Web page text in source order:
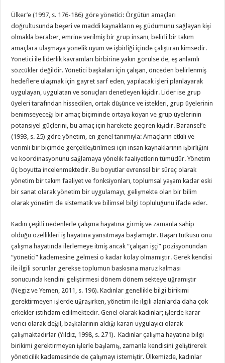
Ülker’e (1997, s. 176-186) göre yönetici: Örgütün amaçları
doğrultusunda beşeri ve maddi kaynakların eş güdümünü sağlayan kişi
olmakla beraber, emrine verilmiş bir grup insanı, belirli bir takım
amaçlara ulaşmaya yönelik uyum ve işbirliği içinde çalıştıran kimsedir.
Yönetici ile liderlik kavramları birbirine yakın görülse de, eş anlamlı
sözcükler değildir. Yönetici başkaları için çalışan, önceden belirlenmiş
hedeflere ulaşmak için gayret sarf eden, yapılacak işleri planlayarak
uygulayan, uygulatan ve sonuçları denetleyen kişidir. Lider ise grup
üyeleri tarafından hissedilen, ortak düşünce ve istekleri, grup üyelerinin
benimseyeceği bir amaç biçiminde ortaya koyan ve grup üyelerinin
potansiyel güçlerini, bu amaç için harekete geçiren kişidir. Baransel’e
(1993, s. 25) göre yönetim, en genel tanımıyla: Amaçların etkili ve
verimli bir biçimde gerçekleştirilmesi için insan kaynaklarının işbirliğini
ve koordinasyonunu sağlamaya yönelik faaliyetlerin tümüdür. Yönetim
üç boyutta incelenmektedir. Bu boyutlar evrensel bir süreç olarak
yönetim bir takım faaliyet ve fonksiyonları, toplumsal yaşam kadar eski
bir sanat olarak yönetim bir uygulamayı, gelişmekte olan bir bilim
olarak yönetim de sistematik ve bilimsel bilgi topluluğunu ifade eder.
Kadın çeşitli nedenlerle çalışma hayatına girmiş ve zamanla sahip
olduğu özellikleri iş hayatına yansıtmaya başlamıştır. Başarı tutkusu onu
çalışma hayatında ilerlemeye itmiş ancak “çalışan işçi” pozisyonundan
“yönetici” kademesine gelmesi o kadar kolay olmamıştır. Gerek kendisi
ile ilgili sorunlar gerekse toplumun baskısına maruz kalması
sonucunda kendini geliştirmesi dönem dönem sekteye uğramıştır
(Negiz ve Yemen, 2011, s. 196). Kadınlar genellikle bilgi birikimi
gerektirmeyen işlerde uğraşırken, yönetim ile ilgili alanlarda daha çok
erkekler istihdam edilmektedir. Genel olarak kadınlar; işlerde karar
verici olarak değil, başkalarının aldığı kararı uygulayıcı olarak
çalışmaktadırlar (Yıldız, 1998, s. 271). Kadınlar çalışma hayatına bilgi
birikimi gerektirmeyen işlerle başlamış, zamanla kendisini geliştirerek
yöneticilik kademesinde de çalışmayı istemiştir. Ülkemizde, kadınlar